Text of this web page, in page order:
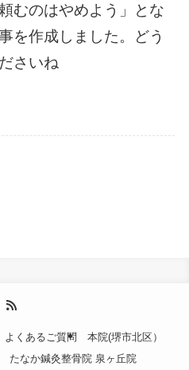
むのはやめよう」とな
を作成しました。どう
さいね
よくあるご質問
本院(堺市北区）
たなか鍼灸整骨院 泉ヶ丘院